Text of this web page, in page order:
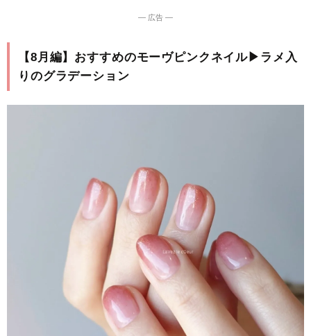
― 広告 ―
【8月編】おすすめのモーヴピンクネイル▶︎ラメ入
りのグラデーション